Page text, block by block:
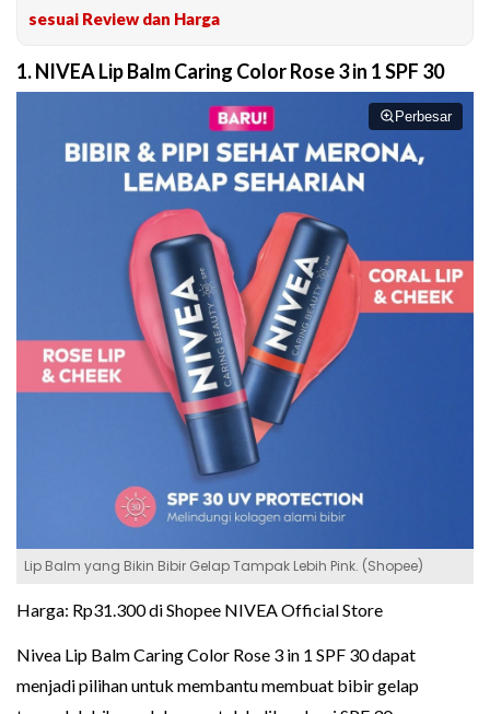
sesuai Review dan Harga
1. NIVEA Lip Balm Caring Color Rose 3 in 1 SPF 30
Perbesar
Lip Balm yang Bikin Bibir Gelap Tampak Lebih Pink. (Shopee)
Harga: Rp31.300 di Shopee NIVEA Official Store
Nivea Lip Balm Caring Color Rose 3 in 1 SPF 30 dapat
menjadi pilihan untuk membantu membuat bibir gelap